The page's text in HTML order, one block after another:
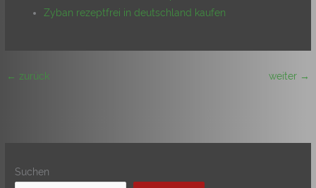
Zyban rezeptfrei in deutschland kaufen
← zurück weiter →
Suchen